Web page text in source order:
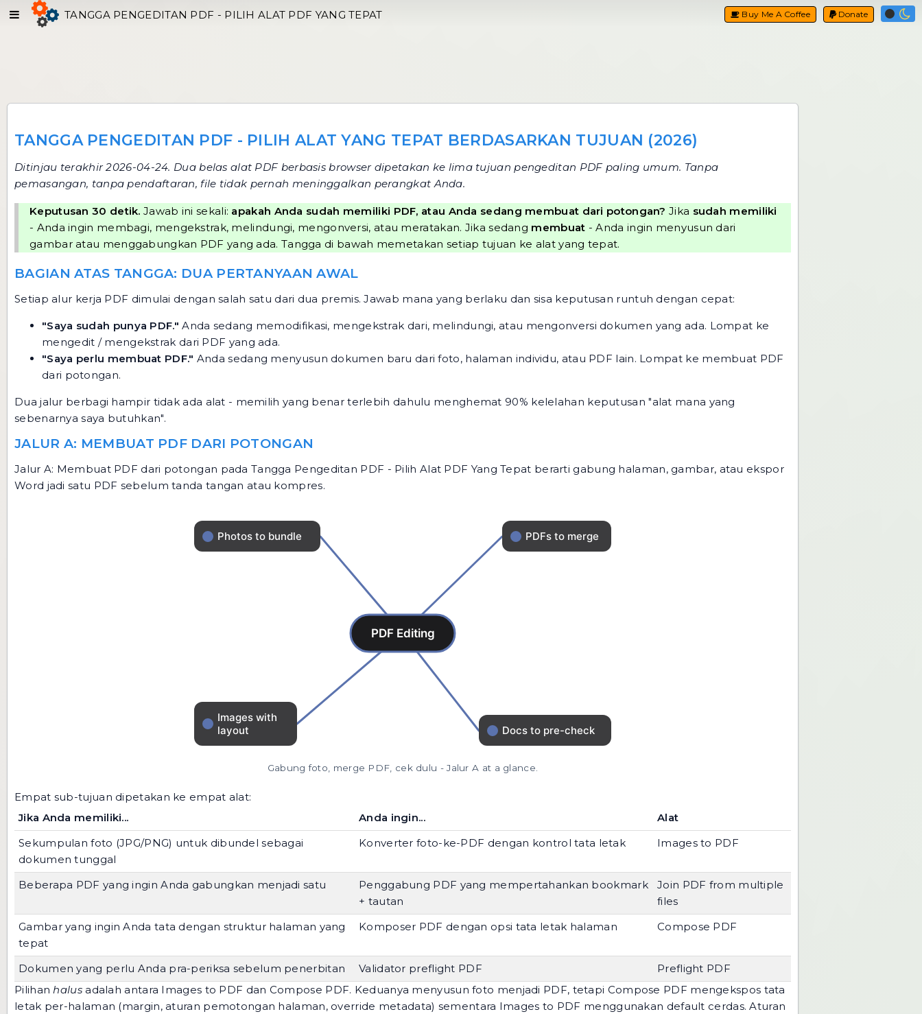
Donate
Buy Me A Coffee
TANGGA PENGEDITAN PDF - PILIH ALAT PDF YANG TEPAT
TANGGA PENGEDITAN PDF - PILIH ALAT YANG TEPAT BERDASARKAN TUJUAN (2026)
Ditinjau terakhir 2026-04-24. Dua belas alat PDF berbasis browser dipetakan ke lima tujuan pengeditan PDF paling umum. Tanpa
pemasangan, tanpa pendaftaran, file tidak pernah meninggalkan perangkat Anda.
Keputusan 30 detik. Jawab ini sekali: apakah Anda sudah memiliki PDF, atau Anda sedang membuat dari potongan? Jika sudah memiliki
- Anda ingin membagi, mengekstrak, melindungi, mengonversi, atau meratakan. Jika sedang membuat - Anda ingin menyusun dari
gambar atau menggabungkan PDF yang ada. Tangga di bawah memetakan setiap tujuan ke alat yang tepat.
BAGIAN ATAS TANGGA: DUA PERTANYAAN AWAL
Setiap alur kerja PDF dimulai dengan salah satu dari dua premis. Jawab mana yang berlaku dan sisa keputusan runtuh dengan cepat:
"Saya sudah punya PDF." Anda sedang memodifikasi, mengekstrak dari, melindungi, atau mengonversi dokumen yang ada. Lompat ke
mengedit / mengekstrak dari PDF yang ada.
"Saya perlu membuat PDF." Anda sedang menyusun dokumen baru dari foto, halaman individu, atau PDF lain. Lompat ke membuat PDF
dari potongan.
Dua jalur berbagi hampir tidak ada alat - memilih yang benar terlebih dahulu menghemat 90% kelelahan keputusan "alat mana yang
sebenarnya saya butuhkan".
JALUR A: MEMBUAT PDF DARI POTONGAN
Jalur A: Membuat PDF dari potongan pada Tangga Pengeditan PDF - Pilih Alat PDF Yang Tepat berarti gabung halaman, gambar, atau ekspor
Word jadi satu PDF sebelum tanda tangan atau kompres.
Gabung foto, merge PDF, cek dulu - Jalur A at a glance.
Empat sub-tujuan dipetakan ke empat alat:
Jika Anda memiliki...
Anda ingin...
Alat
Sekumpulan foto (JPG/PNG) untuk dibundel sebagai
dokumen tunggal
Konverter foto-ke-PDF dengan kontrol tata letak Images to PDF
Beberapa PDF yang ingin Anda gabungkan menjadi satu
Penggabung PDF yang mempertahankan bookmark
+ tautan
Join PDF from multiple
files
Gambar yang ingin Anda tata dengan struktur halaman yang
tepat
Komposer PDF dengan opsi tata letak halaman Compose PDF
Dokumen yang perlu Anda pra-periksa sebelum penerbitan Validator preflight PDF
Preflight PDF
Pilihanhalusadalah antara Images to PDF dan Compose PDF. Keduanya menyusun foto menjadi PDF, tetapi Compose PDF mengekspos tata
letak per-halaman (margin, aturan pemotongan halaman, override metadata) sementara Images to PDF menggunakan default cerdas. Aturan